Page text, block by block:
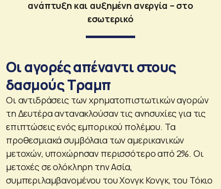
ανάπτυξη και αυξημένη ανεργία – στο
εσωτερικό
Οι αγορές απέναντι στους
δασμούς Τραμπ
Οι αντιδράσεις των χρηματοπιστωτικών αγορών
τη Δευτέρα αντανακλούσαν τις ανησυχίες για τις
επιπτώσεις ενός εμπορικού πολέμου. Τα
προθεσμιακά συμβόλαια των αμερικανικών
μετοχών, υποχώρησαν περισσότερο από 2%. Οι
μετοχές σε ολόκληρη την Ασία,
συμπεριλαμβανομένου του Χονγκ Κονγκ, του Τόκιο